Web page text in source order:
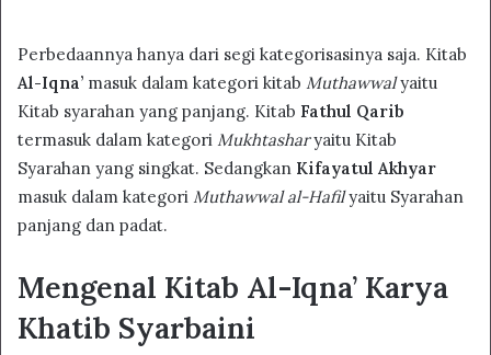
Perbedaannya hanya dari segi kategorisasinya saja. Kitab
Al-Iqna’ masuk dalam kategori kitab Muthawwalyaitu
Kitab syarahan yang panjang. Kitab Fathul Qarib
termasuk dalam kategori Mukhtasharyaitu Kitab
Syarahan yang singkat. Sedangkan Kifayatul Akhyar
masuk dalam kategori Muthawwal al-Hafilyaitu Syarahan
panjang dan padat.
Mengenal Kitab Al-Iqna’ Karya
Khatib Syarbaini